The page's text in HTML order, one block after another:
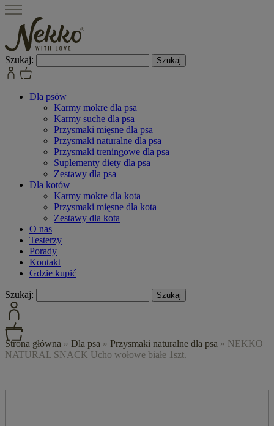
Szukaj:
Dla psów
Karmy mokre dla psa
Karmy suche dla psa
Przysmaki mięsne dla psa
Przysmaki naturalne dla psa
Przysmaki treningowe dla psa
Suplementy diety dla psa
Zestawy dla psa
Dla kotów
Karmy mokre dla kota
Przysmaki mięsne dla kota
Zestawy dla kota
O nas
Testerzy
Porady
Kontakt
Gdzie kupić
Szukaj:
Strona główna » Dla psa » Przysmaki naturalne dla psa » NEKKO
NATURAL SNACK Ucho wołowe białe 1szt.